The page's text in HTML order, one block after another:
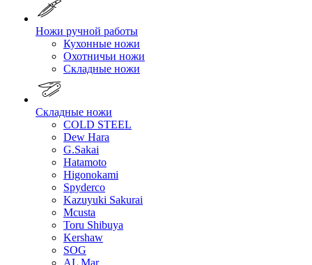
Ножи ручной работы
Кухонные ножи
Охотничьи ножи
Складные ножи
Складные ножи
COLD STEEL
Dew Hara
G.Sakai
Hatamoto
Higonokami
Spyderco
Kazuyuki Sakurai
Mcusta
Toru Shibuya
Kershaw
SOG
AL Mar